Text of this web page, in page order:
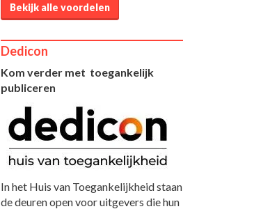
Bekijk alle voordelen
Dedicon
Kom verder met toegankelijk
publiceren
In het Huis van Toegankelijkheid staan
de deuren open voor uitgevers die hun